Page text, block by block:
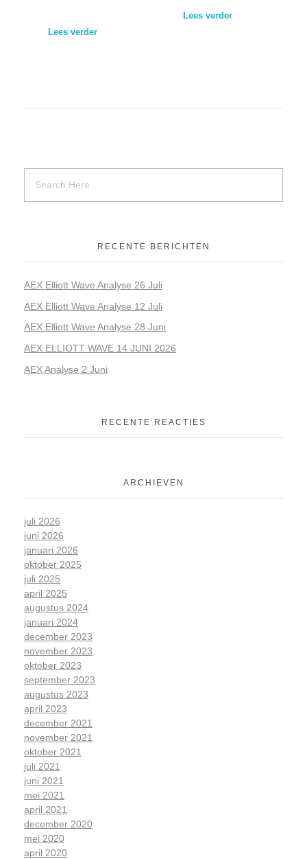
Lees verder
Lees verder
RECENTE BERICHTEN
AEX Elliott Wave Analyse 26 Juli
AEX Elliott Wave Analyse 12 Juli
AEX Elliott Wave Analyse 28 Juni
AEX ELLIOTT WAVE 14 JUNI 2026
AEX Analyse 2 Juni
RECENTE REACTIES
ARCHIEVEN
juli 2026
juni 2026
januari 2026
oktober 2025
juli 2025
april 2025
augustus 2024
januari 2024
december 2023
november 2023
oktober 2023
september 2023
augustus 2023
april 2023
december 2021
november 2021
oktober 2021
juli 2021
juni 2021
mei 2021
april 2021
december 2020
mei 2020
april 2020